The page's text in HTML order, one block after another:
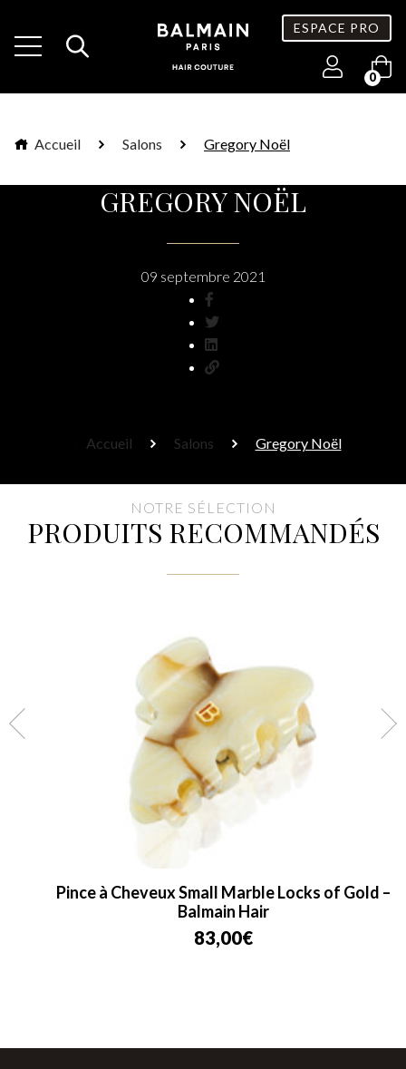
ESPACE PRO
0
Accueil Salons Gregory Noël
GREGORY NOËL
09 septembre 2021
Accueil Salons Gregory Noël
NOTRE SÉLECTION
PRODUITS RECOMMANDÉS
Pince à Cheveux Small Marble Locks of Gold –
Balmain Hair
83,00€